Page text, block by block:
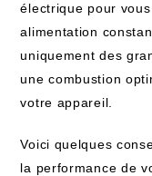
électrique pour
alimentation
uniquement des
une combustion
votre appareil.
Voici quelques
la performance de